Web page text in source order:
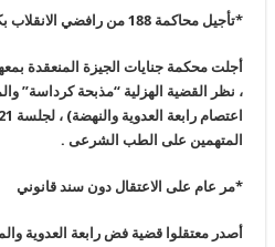
*تأجيل محاكمة 188 من رافضي الانقلاب بكرداسة لـ21 أغسطس
أجلت محكمة جنايات الجيزة المنعقدة
المتهمين على الطب الشرعى .
*مر عام على الاعتقال دون سند قانوني
أصدر معتقلوا قضية فض رابعة العدوية